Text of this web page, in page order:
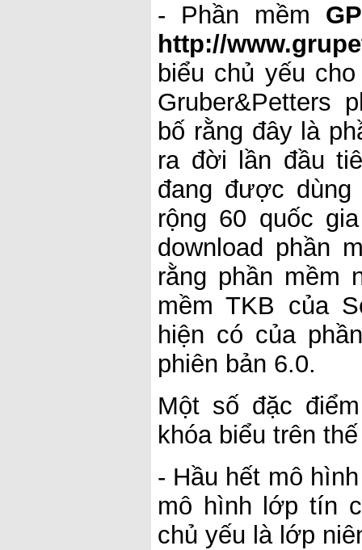
- Phần mềm
http://
biểu chủ yếu
Gruber&Petters
bố rằng đây là
ra đời lần đầu
đang được
rộng 60 quốc
download phần
rằng phần mềm
mềm TKB của
hiện có của
phiên bản 6.0.
Một số đặc
khóa biểu trên
- Hầu hết mô
mô hình lớp tín
chủ yếu là lớp